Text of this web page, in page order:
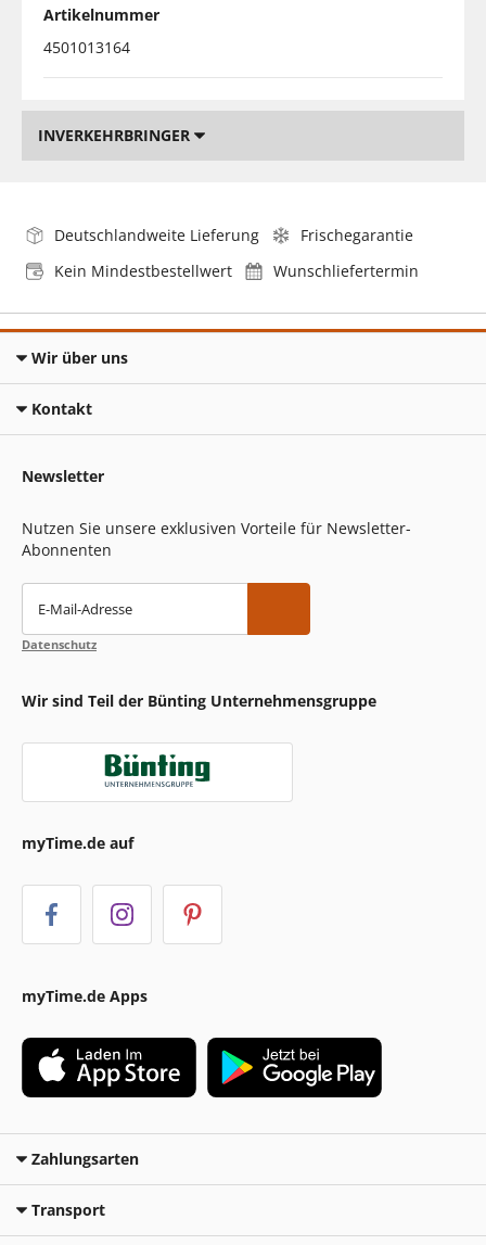
Artikelnummer
4501013164
INVERKEHRBRINGER
Deutschlandweite Lieferung
Frischegarantie
Kein Mindestbestellwert
Wunschliefertermin
Wir über uns
Kontakt
Newsletter
Nutzen Sie unsere exklusiven Vorteile für Newsletter-
Abonnenten
E-Mail-Adresse
Datenschutz
Wir sind Teil der Bünting Unternehmensgruppe
myTime.de auf
myTime.de Apps
Zahlungsarten
Transport